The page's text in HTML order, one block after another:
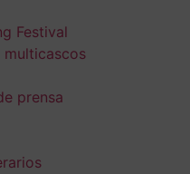
Festival
multicascos
prensa